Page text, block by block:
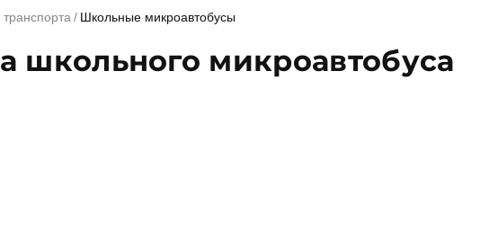
транспорта Школьные микроавтобусы
школьного микроавтобуса